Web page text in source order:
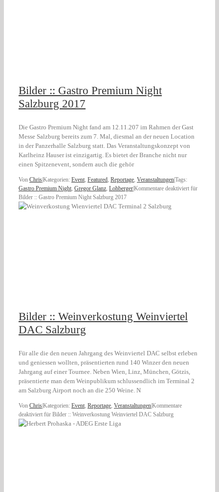
Bilder :: Gastro Premium Night
Salzburg 2017
Die Gastro Premium Night fand am 12.11.207 im Rahmen der Gast
Messe Salzburg bereits zum 7. Mal, diesmal an der neuen Location
in der Panzerhalle Salzburg statt. Das Veranstaltungskonzept von
Karlheinz Hauser ist einzigartig. Es bietet der Branche nicht nur
einen Spitzenevent, sondern auch die gehör
Von ChrisKategorien: Event, Featured, Reportage, VeranstaltungenTags:
Gastro Premium Night, Gregor Glanz, LohbergerKommentare deaktiviert für
Bilder :: Gastro Premium Night Salzburg 2017
Bilder :: Weinverkostung Weinviertel
DAC Salzburg
Für alle die den neuen Jahrgang des Weinviertel DAC selbst erleben
und geniessen wollten, präsentierten rund 140 Winzer den neuen
Jahrgang auf einer Tournee. Neben Wien, Linz, München, Götzis,
präsentierte man dem Weinpublikum schlussendlich im Terminal 2
am Salzburg Airport noch an die 250 Weine. N
Von ChrisKategorien: Event, Reportage, VeranstaltungenKommentare
deaktiviert für Bilder :: Weinverkostung Weinviertel DAC Salzburg